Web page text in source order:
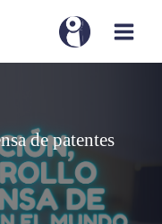
de patentes